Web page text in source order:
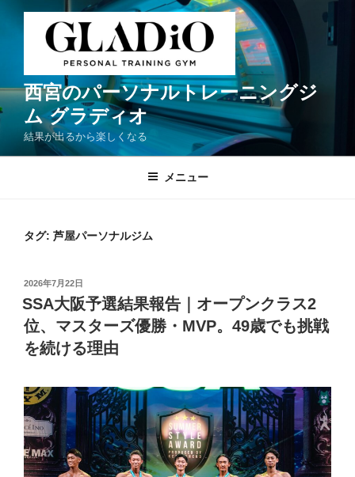
ツ
へ
ッ
西宮のパーソナルトレーニングジ
ム グラディオ
結果が出るから楽しくなる
メニュー
タグ: 芦屋パーソナルジム
投
稿
日:
2026年7月22日
SSA大阪予選結果報告｜オープンクラス2
位、マスターズ優勝・MVP。49歳でも挑戦
を続ける理由